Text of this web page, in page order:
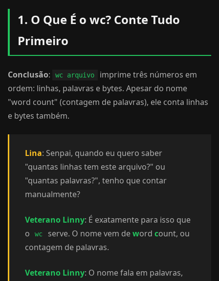
1. O Que É o wc? Conte Tudo
Primeiro
Conclusão: wc arquivo
imprime três números em
ordem: linhas, palavras e bytes. Apesar do nome
"word count" (contagem de palavras), ele conta linhas
e bytes também.
Lina: Senpai, quando eu quero saber
"quantas linhas tem este arquivo?" ou
"quantas palavras?", tenho que contar
manualmente?
Veterano Linny: É exatamente para isso que
o
wc serve. O nome vem deword count, ou
contagem de palavras.
Veterano Linny: O nome fala em palavras,